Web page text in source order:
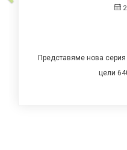
, базирани на